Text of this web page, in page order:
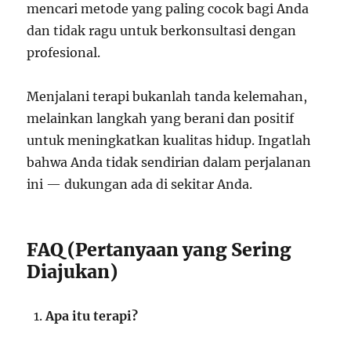
mencari metode yang paling cocok bagi Anda
dan tidak ragu untuk berkonsultasi dengan
profesional.
Menjalani terapi bukanlah tanda kelemahan,
melainkan langkah yang berani dan positif
untuk meningkatkan kualitas hidup. Ingatlah
bahwa Anda tidak sendirian dalam perjalanan
ini — dukungan ada di sekitar Anda.
FAQ (Pertanyaan yang Sering
Diajukan)
Apa itu terapi?